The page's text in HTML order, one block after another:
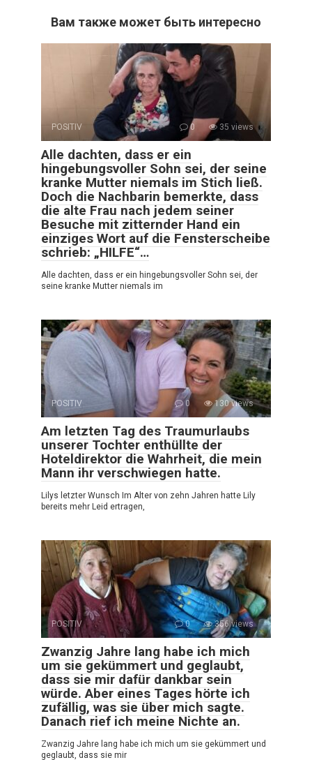
Вам также может быть интересно
POSITIV 0 35 views
Alle dachten, dass er ein
hingebungsvoller Sohn sei, der seine
kranke Mutter niemals im Stich ließ.
Doch die Nachbarin bemerkte, dass
die alte Frau nach jedem seiner
Besuche mit zitternder Hand ein
einziges Wort auf die Fensterscheibe
schrieb: „HILFE“…
Alle dachten, dass er ein hingebungsvoller Sohn sei, der
seine kranke Mutter niemals im
POSITIV 0 130 views
Am letzten Tag des Traumurlaubs
unserer Tochter enthüllte der
Hoteldirektor die Wahrheit, die mein
Mann ihr verschwiegen hatte.
Lilys letzter Wunsch Im Alter von zehn Jahren hatte Lily
bereits mehr Leid ertragen,
POSITIV 0 356 views
Zwanzig Jahre lang habe ich mich
um sie gekümmert und geglaubt,
dass sie mir dafür dankbar sein
würde. Aber eines Tages hörte ich
zufällig, was sie über mich sagte.
Danach rief ich meine Nichte an.
Zwanzig Jahre lang habe ich mich um sie gekümmert und
geglaubt, dass sie mir